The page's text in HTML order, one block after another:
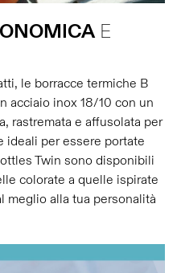
E
le borracce termiche B
acciaio inox 18/10 con un
rastremata e affusolata per
ideali per essere portate
Twin sono disponibili
colorate a quelle ispirate
meglio alla tua personalità